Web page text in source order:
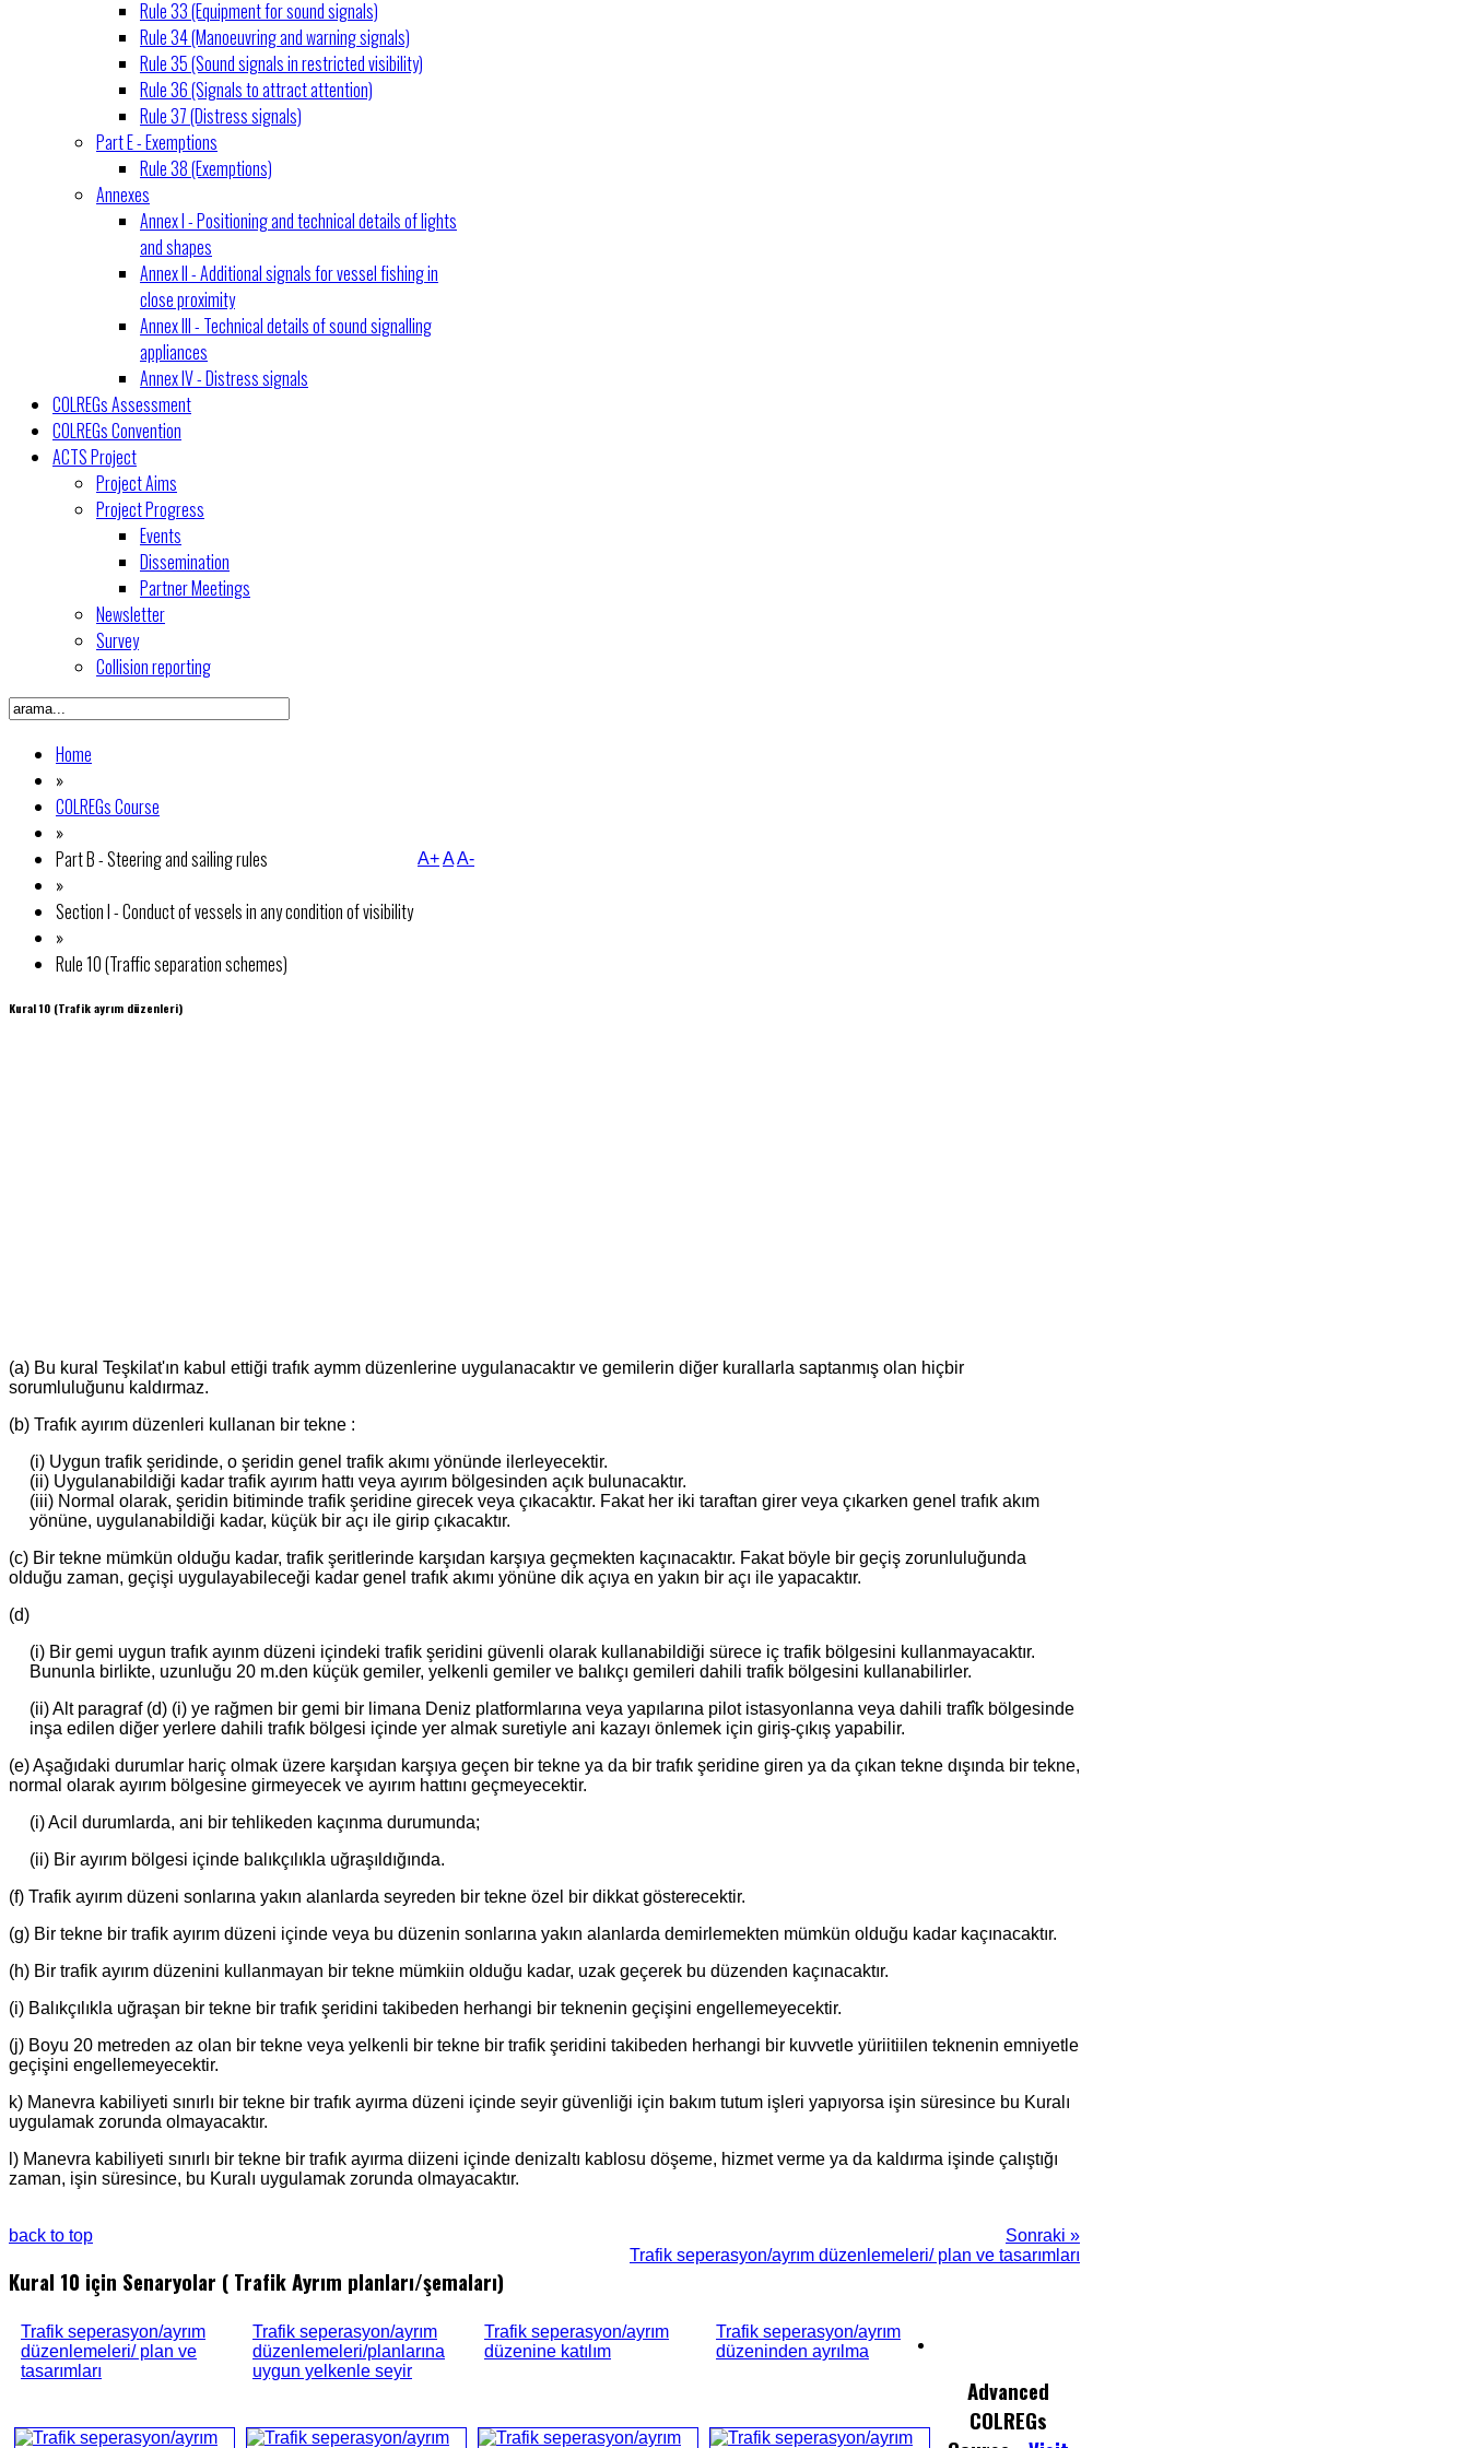
Rule 33 (Equipment for sound signals)
Rule 34 (Manoeuvring and warning signals)
Rule 35 (Sound signals in restricted visibility)
Rule 36 (Signals to attract attention)
Rule 37 (Distress signals)
Part E - Exemptions
Rule 38 (Exemptions)
Annexes
Annex I - Positioning and technical details of lights
and shapes
Annex II - Additional signals for vessel fishing in
close proximity
Annex III - Technical details of sound signalling
appliances
Annex IV - Distress signals
COLREGs Assessment
COLREGs Convention
ACTS Project
Project Aims
Project Progress
Events
Dissemination
Partner Meetings
Newsletter
Survey
Collision reporting
Home
»
COLREGs Course
»
Part B - Steering and sailing rules
»
Section I - Conduct of vessels in any condition of visibility
»
Rule 10 (Traffic separation schemes)
A+AA-
Kural 10 (Trafik ayrım düzenleri)
(a) Bu kural Teşkilat'ın kabul ettiği trafık aymm düzenlerine uygulanacaktır ve gemilerin diğer kurallarla saptanmış olan hiçbir
sorumluluğunu kaldırmaz.
(b) Trafık ayırım düzenleri kullanan bir tekne :
(i) Uygun trafik şeridinde, o şeridin genel trafik akımı yönünde ilerleyecektir.
(ii) Uygulanabildiği kadar trafik ayırım hattı veya ayırım bölgesinden açık bulunacaktır.
(iii) Normal olarak, şeridin bitiminde trafik şeridine girecek veya çıkacaktır. Fakat her iki taraftan girer veya çıkarken genel trafık akım
yönüne, uygulanabildiği kadar, küçük bir açı ile girip çıkacaktır.
(c) Bir tekne mümkün olduğu kadar, trafik şeritlerinde karşıdan karşıya geçmekten kaçınacaktır. Fakat böyle bir geçiş zorunluluğunda
olduğu zaman, geçişi uygulayabileceği kadar genel trafık akımı yönüne dik açıya en yakın bir açı ile yapacaktır.
(d)
(i) Bir gemi uygun trafık ayınm düzeni içindeki trafik şeridini güvenli olarak kullanabildiği sürece iç trafik bölgesini kullanmayacaktır.
Bununla birlikte, uzunluğu 20 m.den küçük gemiler, yelkenli gemiler ve balıkçı gemileri dahili trafik bölgesini kullanabilirler.
(ii) Alt paragraf (d) (i) ye rağmen bir gemi bir limana Deniz platformlarına veya yapılarına pilot istasyonlanna veya dahili trafîk bölgesinde
inşa edilen diğer yerlere dahili trafık bölgesi içinde yer almak suretiyle ani kazayı önlemek için giriş-çıkış yapabilir.
(e) Aşağıdaki durumlar hariç olmak üzere karşıdan karşıya geçen bir tekne ya da bir trafık şeridine giren ya da çıkan tekne dışında bir tekne,
normal olarak ayırım bölgesine girmeyecek ve ayırım hattını geçmeyecektir.
(i) Acil durumlarda, ani bir tehlikeden kaçınma durumunda;
(ii) Bir ayırım bölgesi içinde balıkçılıkla uğraşıldığında.
(f) Trafik ayırım düzeni sonlarına yakın alanlarda seyreden bir tekne özel bir dikkat gösterecektir.
(g) Bir tekne bir trafik ayırım düzeni içinde veya bu düzenin sonlarına yakın alanlarda demirlemekten mümkün olduğu kadar kaçınacaktır.
(h) Bir trafik ayırım düzenini kullanmayan bir tekne mümkiin olduğu kadar, uzak geçerek bu düzenden kaçınacaktır.
(i) Balıkçılıkla uğraşan bir tekne bir trafık şeridini takibeden herhangi bir teknenin geçişini engellemeyecektir.
(j) Boyu 20 metreden az olan bir tekne veya yelkenli bir tekne bir trafik şeridini takibeden herhangi bir kuvvetle yüriitiilen teknenin emniyetle
geçişini engellemeyecektir.
k) Manevra kabiliyeti sınırlı bir tekne bir trafık ayırma düzeni içinde seyir güvenliği için bakım tutum işleri yapıyorsa işin süresince bu Kuralı
uygulamak zorunda olmayacaktır.
l) Manevra kabiliyeti sınırlı bir tekne bir trafık ayırma diizeni içinde denizaltı kablosu döşeme, hizmet verme ya da kaldırma işinde çalıştığı
zaman, işin süresince, bu Kuralı uygulamak zorunda olmayacaktır.
Sonraki »
Trafik seperasyon/ayrım düzenlemeleri/ plan ve tasarımları
back to top
Kural 10 için Senaryolar ( Trafik Ayrım planları/şemaları)
Trafik seperasyon/ayrım
düzenlemeleri/ plan ve
tasarımları
Trafik seperasyon/ayrım
düzenlemeleri/planlarına
uygun yelkenle seyir
Trafik seperasyon/ayrım
düzenine katılım
Trafik seperasyon/ayrım
düzeninden ayrılma
Advanced
COLREGs